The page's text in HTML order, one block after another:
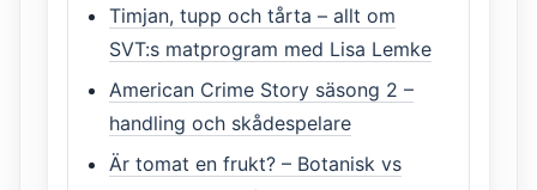
Timjan, tupp och tårta – allt om
SVT:s matprogram med Lisa Lemke
American Crime Story säsong 2 –
handling och skådespelare
Är tomat en frukt? – Botanisk vs